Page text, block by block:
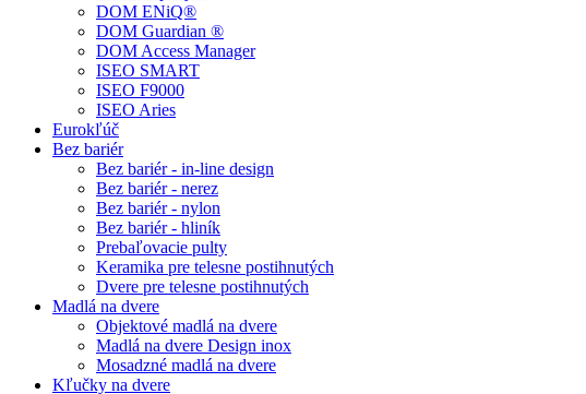
DOM ENiQ®
DOM Guardian ®
DOM Access Manager
ISEO SMART
ISEO F9000
ISEO Aries
Eurokľúč
Bez bariér
Bez bariér - in-line design
Bez bariér - nerez
Bez bariér - nylon
Bez bariér - hliník
Prebaľovacie pulty
Keramika pre telesne postihnutých
Dvere pre telesne postihnutých
Madlá na dvere
Objektové madlá na dvere
Madlá na dvere Design inox
Mosadzné madlá na dvere
Kľučky na dvere